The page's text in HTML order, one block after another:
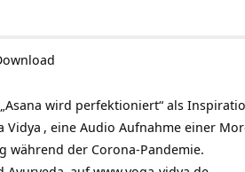
wird perfektioniert“ als
Vidya , eine Audio Aufnahme einer
während der Corona-Pandemie.